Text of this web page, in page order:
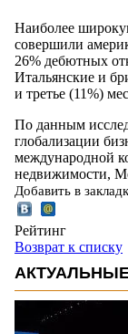
Наиболее
совершили
26% дебютных
Итальянские и
и третье (11%)
По данным
глобализации
международной
недвижимости,
Добавить в
Рейтинг
Возврат к списку